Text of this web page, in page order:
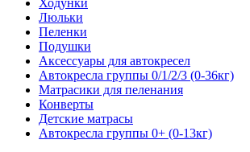
Ходунки
Люльки
Пеленки
Подушки
Аксессуары для автокресел
Автокресла группы 0/1/2/3 (0-36кг)
Матрасики для пеленания
Конверты
Детские матрасы
Автокресла группы 0+ (0-13кг)